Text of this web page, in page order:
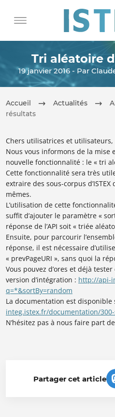
Tri aléatoire
19 janvier 2016 - Par
Accueil Actualités
résultats
Chers utilisatrices et utilisateurs,
Nous vous informons de la mise
nouvelle fonctionnalité : le « tri
Cette fonctionnalité sera très
extraire des sous-corpus
mêmes.
L’utilisation de cette
suffit d’ajouter le paramètre «
réponse de l’API soit « triée
Ensuite, pour parcourir
réponse, il est nécessaire
« prevPageURI », sans quoi la
Vous pouvez d’ores et déjà
version d’intégration : http://api-
q=*&sortBy=random
La documentation est disponible
integ.istex.fr/documentation/
N’hésitez pas à nous faire part
Partager cet article